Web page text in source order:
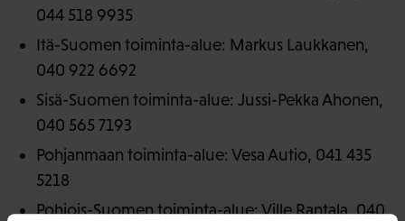
044 518 9935
Itä-Suomen toiminta-alue: Markus Laukkanen,
040 922 6692
Sisä-Suomen toiminta-alue: Jussi-Pekka Ahonen,
040 565 7193
Pohjanmaan toiminta-alue: Vesa Autio, 041 435
5218
Pohjois-Suomen toiminta-alue: Ville Rantala, 040